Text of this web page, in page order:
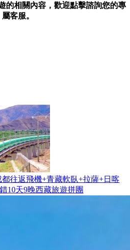
的相關內容，歡迎點擊諮詢您的專
屬客服。
都往返飛機+青藏軟臥+拉薩+日喀
10天9晚西藏旅遊拼團